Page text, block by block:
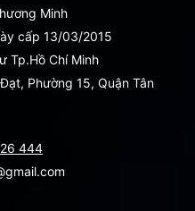
Minh
cấp 13/03/2015
Tp.Hồ Chí Minh
Phường 15, Quận Tân
444